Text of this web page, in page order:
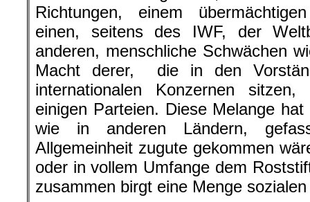
Richtungen, einem
einen, seitens des IWF, der
anderen, menschliche Schwächen
Macht derer, die in den
internationalen Konzernen
einigen Parteien. Diese Melange
wie in anderen Ländern,
Allgemeinheit zugute gekommen
oder in vollem Umfange dem
zusammen birgt eine Menge